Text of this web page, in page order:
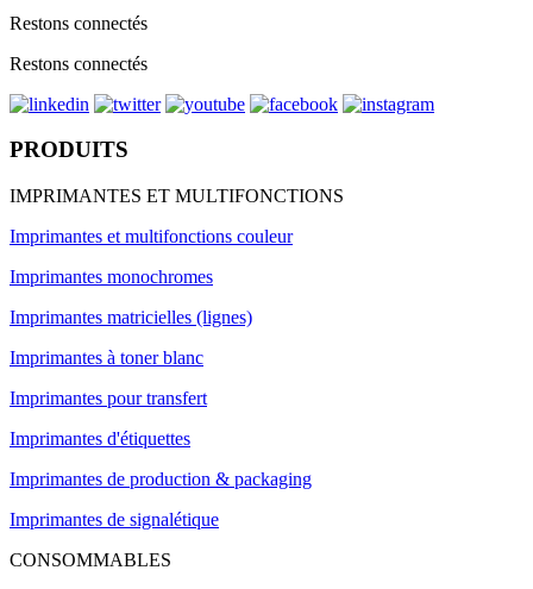
Restons connectés
Restons connectés
PRODUITS
IMPRIMANTES ET MULTIFONCTIONS
Imprimantes et multifonctions couleur
Imprimantes monochromes
Imprimantes matricielles (lignes)
Imprimantes à toner blanc
Imprimantes pour transfert
Imprimantes d'étiquettes
Imprimantes de production & packaging
Imprimantes de signalétique
CONSOMMABLES